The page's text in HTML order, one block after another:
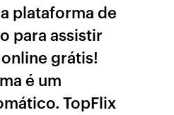
plataforma de
para assistir
grátis!
é um
TopFlix